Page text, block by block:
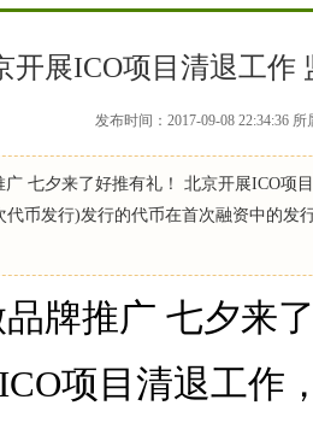
开展ICO项目清退工作
发布时间：2017-09-08 22:34:36
广 七夕来了好推有礼！ 北京开展ICO项
币发行)发行的代币在首次融资中的
牌推广 七夕来
项目清退工作